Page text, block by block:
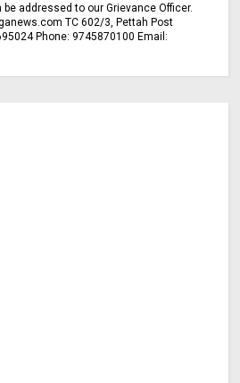
addressed to our Grievance Officer.
TC 602/3, Pettah Post
Phone: 9745870100 Email: